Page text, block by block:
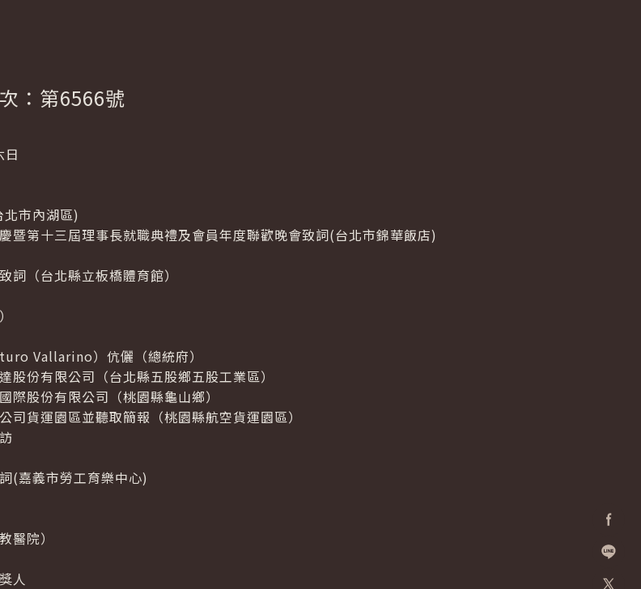
加入好
：第6566號
市內湖區)
暨第十三屆理事長就職典禮及會員年度聯歡晚會致詞(台北市錦華飯店)
詞（台北縣立板橋體育館）
Vallarino）伉儷（總統府）
份有限公司（台北縣五股鄉五股工業區）
際股份有限公司（桃園縣龜山鄉）
貨運園區並聽取簡報（桃園縣航空貨運園區）
(嘉義市勞工育樂中心)
醫院）
人